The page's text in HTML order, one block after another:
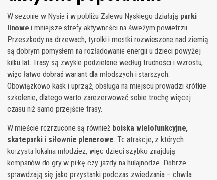
W sezonie w Nysie i w pobliżu Zalewu Nyskiego działają parki
linowe i mniejsze strefy aktywności na świeżym powietrzu.
Przeszkody na drzewach, tyrolki i mostki rozwieszone nad ziemią
są dobrym pomysłem na rozładowanie energii u dzieci powyżej
kilku lat. Trasy są zwykle podzielone według trudności i wzrostu,
więc łatwo dobrać wariant dla młodszych i starszych.
Obowiązkowo kask i uprząż, obsługa na miejscu prowadzi krótkie
szkolenie, dlatego warto zarezerwować sobie trochę więcej
czasu niż samo przejście trasy.
W mieście rozrzucone są również boiska wielofunkcyjne,
skateparki i siłownie plenerowe. To atrakcje, z których
korzysta lokalna młodzież, więc dzieci szybko znajdują
kompanów do gry w piłkę czy jazdy na hulajnodze. Dobrze
sprawdzają się jako przystanki podczas zwiedzania – chwila